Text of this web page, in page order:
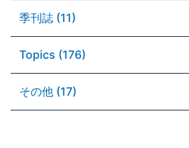
季刊誌 (11)
Topics (176)
その他 (17)